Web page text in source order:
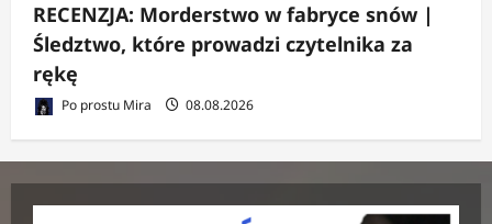
RECENZJA: Morderstwo w fabryce snów |
Śledztwo, które prowadzi czytelnika za
rękę
Po prostu Mira 08.08.2026